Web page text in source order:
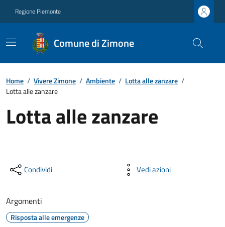
Regione Piemonte
Comune di Zimone
Home / Vivere Zimone / Ambiente / Lotta alle zanzare /
Lotta alle zanzare
Lotta alle zanzare
Condividi Vedi azioni
Argomenti
Risposta alle emergenze